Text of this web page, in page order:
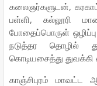
கலைஞர்களுடன்,
பள்ளி, கல்லூரி
போதைப்பொருள் ஒழிப்பு
நடுத்தர தொழில்
கொடியசைத்து
காஞ்சிபுரம் மாவட்ட